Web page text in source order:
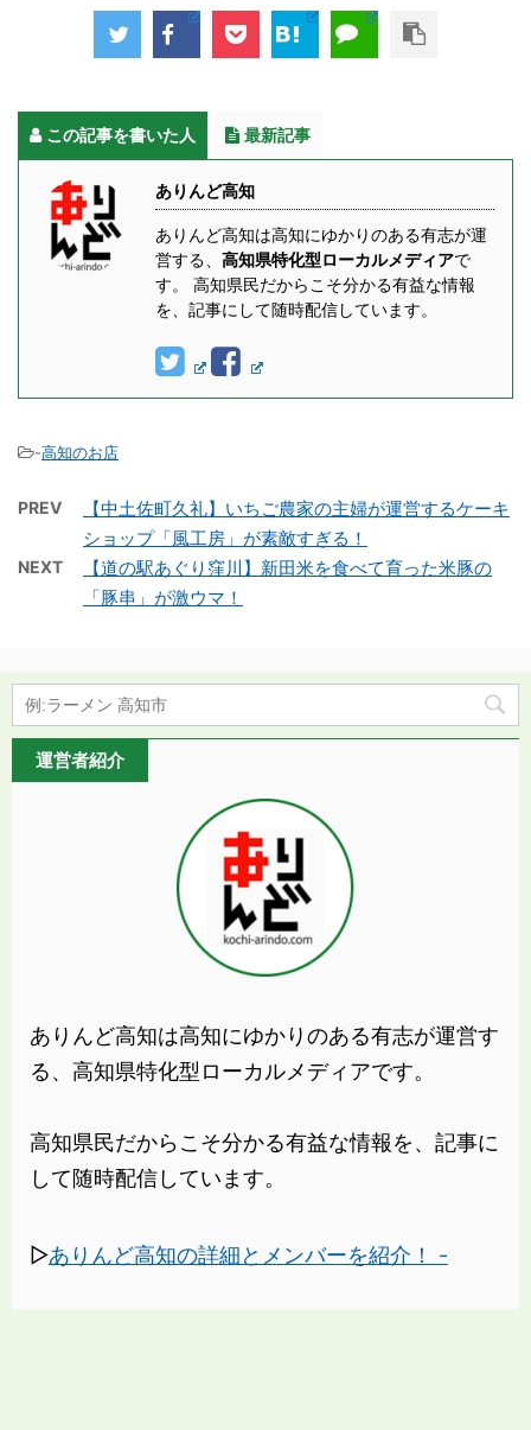
この記事を書いた人 最新記事
ありんど高知
ありんど高知は高知にゆかりのある有志が運
営する、 高知県特化型ローカルメディアで
す。 高知県民だからこそ分かる有益な情報
を、記事にして随時配信しています。
-高知のお店
PREV
【中土佐町久礼】いちご農家の主婦が運営するケーキ
ショップ「風工房」が素敵すぎる！
NEXT
【道の駅あぐり窪川】新田米を食べて育った米豚の
「豚串」が激ウマ！
運営者紹介
ありんど高知は高知にゆかりのある有志が運営す
る、高知県特化型ローカルメディアです。
高知県民だからこそ分かる有益な情報を、記事に
して随時配信しています。
▷ありんど高知の詳細とメンバーを紹介！ -